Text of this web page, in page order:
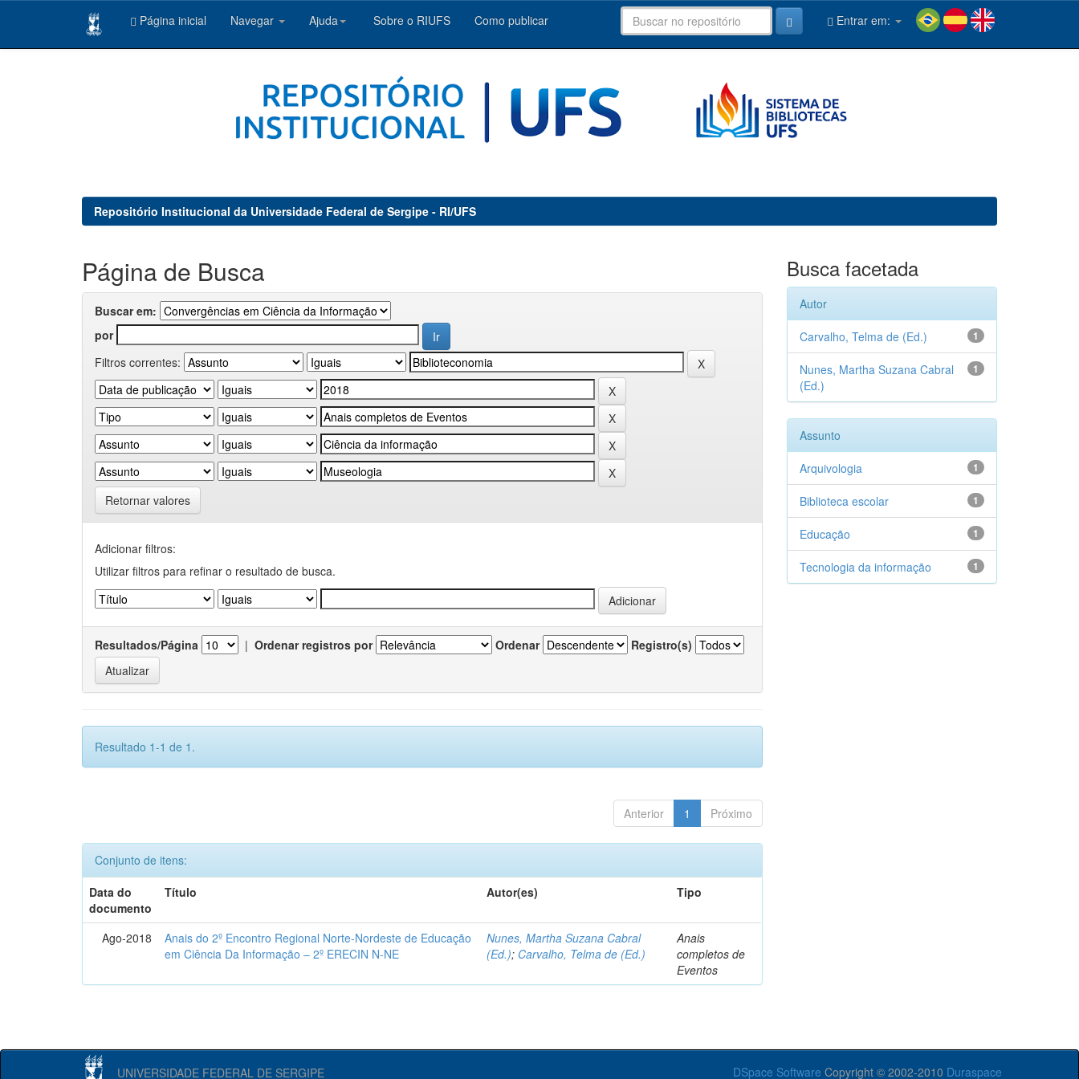
Página inicial Navegar Ajuda Sobre o RIUFS Como publicar Entrar em:
Repositório Institucional da Universidade Federal de Sergipe - RI/UFS
Página de Busca
Buscar em:
por
Filtros correntes:
Retornar valores
Adicionar filtros:
Utilizar filtros para refinar o resultado de busca.
Resultados/Página | Ordenar registros por Ordenar Registro(s)
Resultado 1-1 de 1.
Anterior 1 Próximo
Conjunto de itens:
Data do
documento
Título Autor(es) Tipo
Ago-2018
Anais do 2º Encontro Regional Norte-Nordeste de Educação
em Ciência Da Informação – 2º ERECIN N-NE
Nunes, Martha Suzana Cabral
(Ed.); Carvalho, Telma de (Ed.)
Anais
completos de
Eventos
Busca facetada
Autor
1
Carvalho, Telma de (Ed.)
1
Nunes, Martha Suzana Cabral
(Ed.)
Assunto
1
Arquivologia
1
Biblioteca escolar
1
Educação
1
Tecnologia da informação
UNIVERSIDADE FEDERAL DE SERGIPE DSpace Software Copyright © 2002-2010 Duraspace